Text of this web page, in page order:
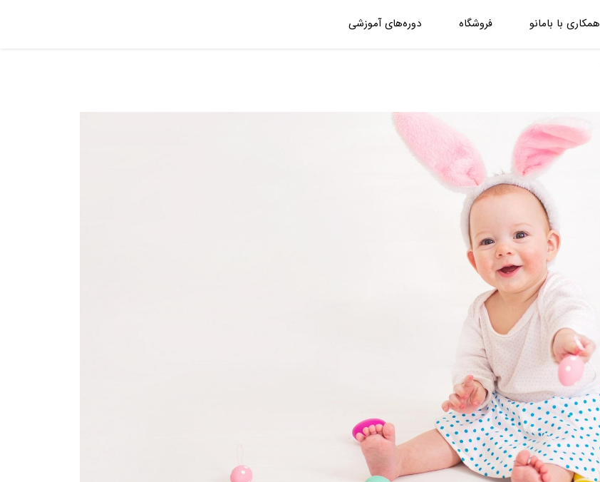
همکاری با بامانو فروشگاه دوره‌های آموزشی